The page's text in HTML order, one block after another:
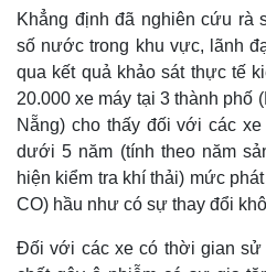
Khẳng định đã nghiên cứu rà
số nước trong khu vực, lãnh
qua kết quả khảo sát thực tế
20.000 xe máy tại 3 thành phố
Nẵng) cho thấy đối với các
dưới 5 năm (tính theo năm
hiện kiểm tra khí thải) mức
CO) hầu như có sự thay đổi
Đối với các xe có thời gian sử